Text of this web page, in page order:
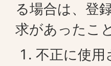
る場合は、登
求があったこ
不正に使